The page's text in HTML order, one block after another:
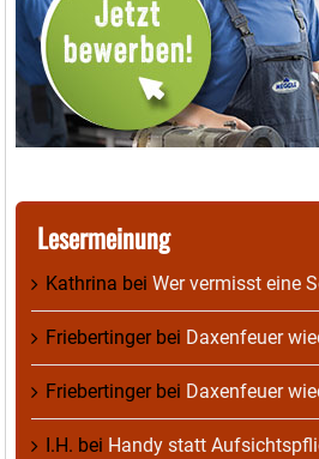
Lesermeinung
Kathrina bei Wer vermisst eine
Friebertingerbei Daxenfeuer
Friebertingerbei Daxenfeuer
I.H. bei Handy statt